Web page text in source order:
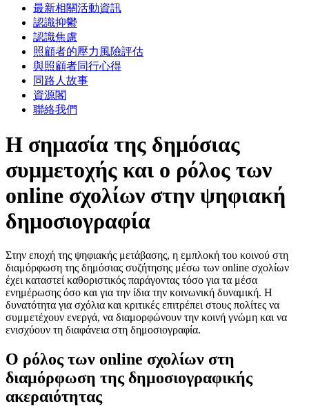
最新相關活動資訊
認識抑鬱
認識焦慮
照顧者的壓力風險評估
與照顧者同行心得
同路人故事
資源閣
聯絡我們
Η σημασία της δημόσιας
συμμετοχής και ο ρόλος των
online σχολίων στην ψηφιακή
δημοσιογραφία
Στην εποχή της ψηφιακής μετάβασης, η εμπλοκή του κοινού στη
διαμόρφωση της δημόσιας συζήτησης μέσω των online σχολίων
έχει καταστεί καθοριστικός παράγοντας τόσο για τα μέσα
ενημέρωσης όσο και για την ίδια την κοινωνική δυναμική. Η
δυνατότητα για σχόλια και κριτικές επιτρέπει στους πολίτες να
συμμετέχουν ενεργά, να διαμορφώνουν την κοινή γνώμη και να
ενισχύουν τη διαφάνεια στη δημοσιογραφία.
Ο ρόλος των online σχολίων στη
διαμόρφωση της δημοσιογραφικής
ακεραιότητας